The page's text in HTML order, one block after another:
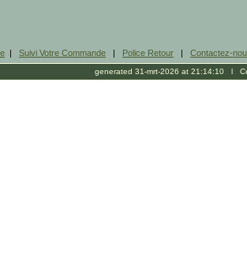
| Suivi Votre Commande | Police Retour | Contactez-
generated 31-mrt-2026 at 21:14:10 l